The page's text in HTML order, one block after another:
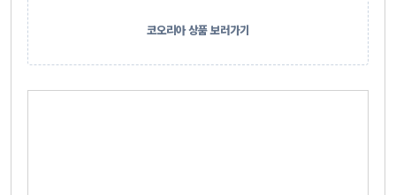
코오리아 상품 보러가기